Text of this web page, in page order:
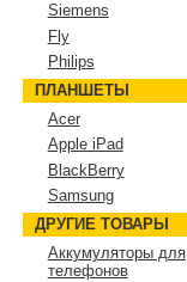
Siemens
Fly
Philips
ПЛАНШЕТЫ
Acer
Apple iPad
BlackBerry
Samsung
ДРУГИЕ ТОВАРЫ
Аккумуляторы для
телефонов